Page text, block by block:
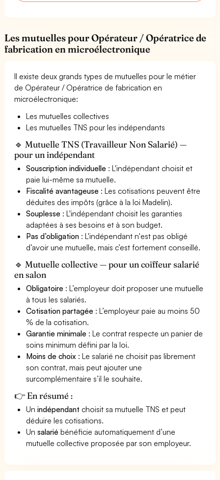
Les mutuelles pour Opérateur / Opératrice de
fabrication en microélectronique
Il existe deux grands types de mutuelles pour le métier
de Opérateur / Opératrice de fabrication en
microélectronique:
Les mutuelles collectives
Les mutuelles TNS pour les indépendants
🔹 Mutuelle TNS (Travailleur Non Salarié) —
pour un indépendant
Souscription individuelle : L'indépendant choisit et
paie lui-même sa mutuelle.
Fiscalité avantageuse : Les cotisations peuvent être
déduites des impôts (grâce à la loi Madelin).
Souplesse : L'indépendant choisit les garanties
adaptées à ses besoins et à son budget.
Pas d’obligation : L'indépendant n'est pas obligé
d’avoir une mutuelle, mais c’est fortement conseillé.
🔹 Mutuelle collective — pour un coiffeur salarié
en salon
Obligatoire : L’employeur doit proposer une mutuelle
à tous les salariés.
Cotisation partagée : L’employeur paie au moins 50
% de la cotisation.
Garantie minimale : Le contrat respecte un panier de
soins minimum défini par la loi.
Moins de choix : Le salarié ne choisit pas librement
son contrat, mais peut ajouter une
surcomplémentaire s’il le souhaite.
👉 En résumé :
Unindépendant choisit sa mutuelle TNS et peut
déduire les cotisations.
Unsalarié bénéficie automatiquement d’une
mutuelle collective proposée par son employeur.